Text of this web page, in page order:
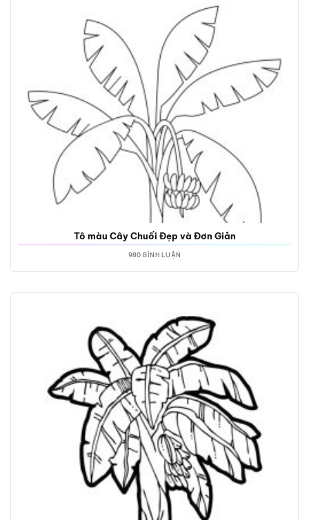
Tô màu Cây Chuối Đẹp và Đơn Giản
980 BÌNH LUẬN